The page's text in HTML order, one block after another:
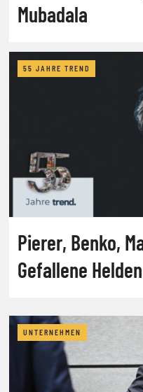
Mubadala
55 JAHRE TREND
Pierer, Benko,
Gefallene Helden
UNTERNEHMEN